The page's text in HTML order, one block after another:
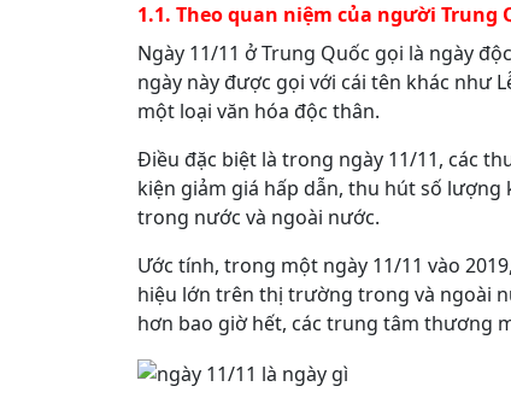
1.1. Theo quan niệm của người Trung
Ngày 11/11 ở Trung Quốc gọi là ngày
ngày này được gọi với cái tên khác như
một loại văn hóa độc thân.
Điều đặc biệt là trong ngày 11/11, các
kiện giảm giá hấp dẫn, thu hút số
trong nước và ngoài nước.
Ước tính, trong một ngày 11/11 vào
hiệu lớn trên thị trường trong và ngoài
hơn bao giờ hết, các trung tâm thương